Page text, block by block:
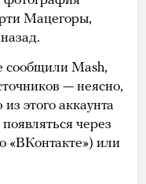
Мацегоры,
сообщили Mash,
— неясно,
этого аккаунта
через
«ВКонтакте») или